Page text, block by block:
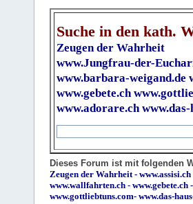
Suche in den kath.
Zeugen der Wahrheit
www.Jungfrau-der-
www.barbara-weigand.de
www.gebete.ch
www.adorare.ch
Dieses Forum ist mit folgenden
Zeugen der Wahrheit - www.assisi.ch
www.wallfahrten.ch - www.gebete.ch -
www.gottliebtuns.com- www.das-